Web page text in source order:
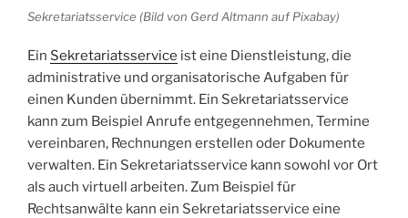
Sekretariatsservice (Bild von Gerd Altmann auf Pixabay)
Ein Sekretariatsservice ist eine Dienstleistung, die
administrative und organisatorische Aufgaben für
einen Kunden übernimmt. Ein Sekretariatsservice
kann zum Beispiel Anrufe entgegennehmen, Termine
vereinbaren, Rechnungen erstellen oder Dokumente
verwalten. Ein Sekretariatsservice kann sowohl vor Ort
als auch virtuell arbeiten. Zum Beispiel für
Rechtsanwälte kann ein Sekretariatsservice eine